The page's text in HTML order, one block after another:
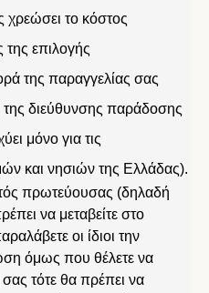
το κόστος
επιλογής
της παραγγελίας σας
διεύθυνσης παράδοσης
μόνο για τις
και νησιών της Ελλάδας).
πρωτεύουσας (δηλαδή
να μεταβείτε στο
οι ίδιοι την
όμως που θέλετε να
τότε θα πρέπει να